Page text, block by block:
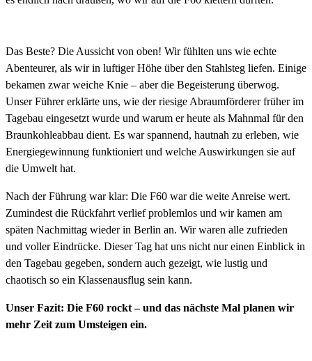
Das Beste? Die Aussicht von oben! Wir fühlten uns wie echte
Abenteurer, als wir in luftiger Höhe über den Stahlsteg liefen. Einige
bekamen zwar weiche Knie – aber die Begeisterung überwog.
Unser Führer erklärte uns, wie der riesige Abraumförderer früher im
Tagebau eingesetzt wurde und warum er heute als Mahnmal für den
Braunkohleabbau dient. Es war spannend, hautnah zu erleben, wie
Energiegewinnung funktioniert und welche Auswirkungen sie auf
die Umwelt hat.
Nach der Führung war klar: Die F60 war die weite Anreise wert.
Zumindest die Rückfahrt verlief problemlos und wir kamen am
späten Nachmittag wieder in Berlin an. Wir waren alle zufrieden
und voller Eindrücke. Dieser Tag hat uns nicht nur einen Einblick in
den Tagebau gegeben, sondern auch gezeigt, wie lustig und
chaotisch so ein Klassenausflug sein kann.
Unser Fazit: Die F60 rockt – und das nächste Mal planen wir
mehr Zeit zum Umsteigen ein.